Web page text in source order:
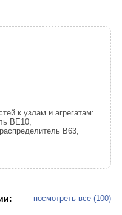
к узлам и агрегатам:
ВЕ10,
B63,
посмотреть все (100)